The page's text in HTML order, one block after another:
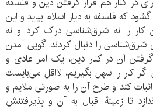
که فلسفه به دیار اسلام بیاید و این
کار را نه شرق‌شناسی درک کرد و نه
را دنبال کردند. گویی آمدن
گرفتن آن در کنار دین، یک امر عادی و
کار را سهل بگیریم، لااقل می‌بایست
کند و طرح آن را به صورتی ملایم و
تا زمینۀ اقبال به آن و پذیرفتنش